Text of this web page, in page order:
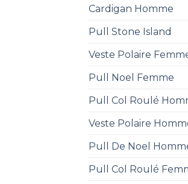
Cardigan Homme
Pull Stone Island
Veste Polaire
Pull Noel Femme
Pull Col Roulé
Veste Polaire
Pull De Noel
Pull Col Roulé